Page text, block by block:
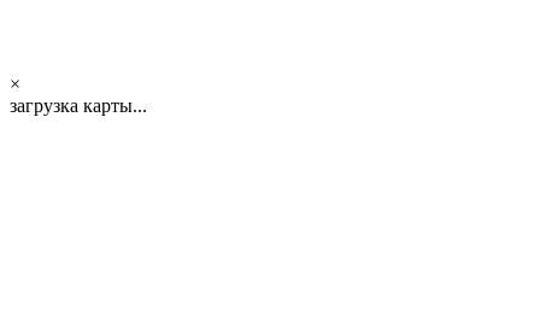
×
загрузка карты...